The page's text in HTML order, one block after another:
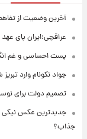
آخرین وضعیت از تفاهم
عراقچی:ایران پای عهد
پست احساسی و غم
جواد نکونام وارد تبریز
تصمیم دولت برای نوسازی ناوگان؛ ۴۰۰۰
جدیدترین عکس نیکی
جذاب؟